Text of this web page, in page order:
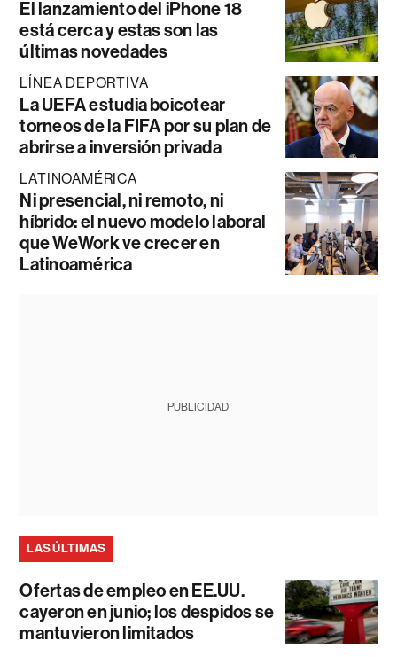
El lanzamiento del iPhone 18
está cerca y estas son las
últimas novedades
LÍNEA DEPORTIVA
La UEFA estudia boicotear
torneos de la FIFA por su plan de
abrirse a inversión privada
LATINOAMÉRICA
Ni presencial, ni remoto, ni
híbrido: el nuevo modelo laboral
que WeWork ve crecer en
Latinoamérica
PUBLICIDAD
LAS ÚLTIMAS
Ofertas de empleo en EE.UU.
cayeron en junio; los despidos se
mantuvieron limitados